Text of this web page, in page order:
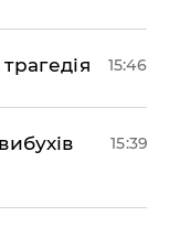
15:46
15:39